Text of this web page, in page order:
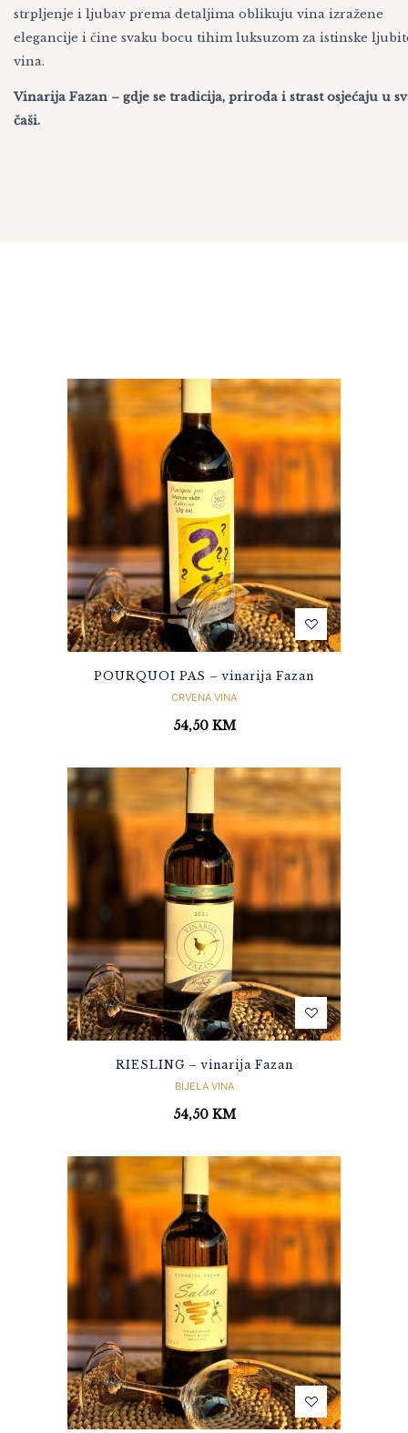
strpljenje i ljubav prema detaljima oblikuju vina izražene
elegancije i čine svaku bocu tihim luksuzom za istinske
vina.
Vinarija Fazan – gdje se tradicija, priroda i strast osjećaju u
čaši.
POURQUOI PAS – vinarija Fazan
CRVENA VINA
54,50 KM
RIESLING – vinarija Fazan
BIJELA VINA
54,50 KM